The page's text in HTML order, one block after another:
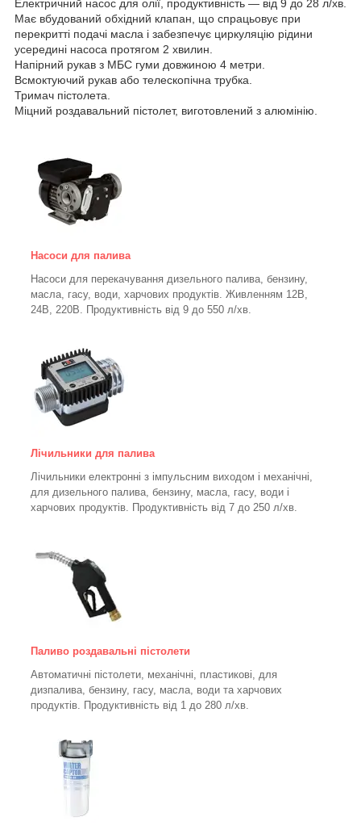
Електричний насос для олії, продуктивність — від 9 до 28 л/хв.
Має вбудований обхідний клапан, що спрацьовує при
перекритті подачі масла і забезпечує циркуляцію рідини
усередині насоса протягом 2 хвилин.
Напірний рукав з МБС гуми довжиною 4 метри.
Всмоктуючий рукав або телескопічна трубка.
Тримач пістолета.
Міцний роздавальний пістолет, виготовлений з алюмінію.
Насоси для палива
Насоси для перекачування дизельного палива, бензину,
масла, гасу, води, харчових продуктів. Живленням 12В,
24В, 220В. Продуктивність від 9 до 550 л/хв.
Лічильники для палива
Лічильники електронні з імпульсним виходом і механічні,
для дизельного палива, бензину, масла, гасу, води і
харчових продуктів. Продуктивність від 7 до 250 л/хв.
Паливо роздавальні пістолети
Автоматичні пістолети, механічні, пластикові, для
дизпалива, бензину, гасу, масла, води та харчових
продуктів. Продуктивність від 1 до 280 л/хв.